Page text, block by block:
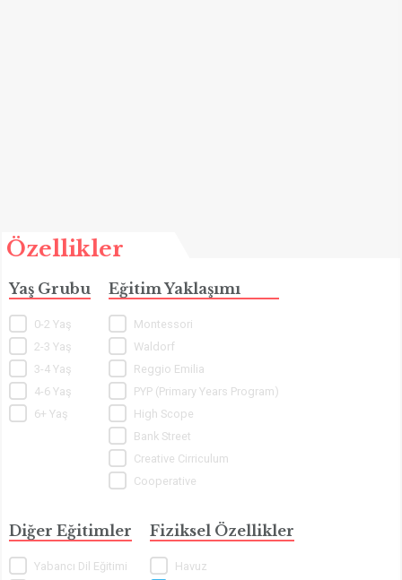
Özellikler
Yaş Grubu
0-2 Yaş
2-3 Yaş
3-4 Yaş
4-6 Yaş
6+ Yaş
Eğitim Yaklaşımı
Montessori
Waldorf
Reggio Emilia
PYP (Primary Years Program)
High Scope
Bank Street
Creative Cirriculum
Cooperative
Diğer Eğitimler
Yabancı Dil Eğitimi
Fiziksel Özellikler
Havuz